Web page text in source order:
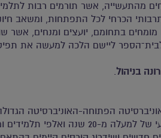
מהתעשייה, אשר תורמים רבות
הכרחי לכל התפתחות, ומשאב
מומחים בתחומם, יועצים ומנחים, אשר
ליישם הלכה למעשה את
בניהול.
הפתוחה-האוניברסיטה
תלמידים ומנהלים מרוצים.